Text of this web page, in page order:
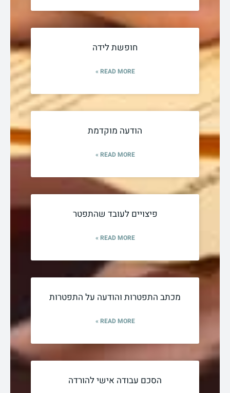
חופשת לידה
READ MORE »
הודעה מוקדמת
READ MORE »
פיצויים לעובד שהתפטר
READ MORE »
מכתב התפטרות והודעה על התפטרות
READ MORE »
הסכם עבודה אישי להורדה